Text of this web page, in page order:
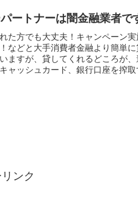
ートナーは闇金融業者で
た方でも大丈夫！キャンペーン実
などと大手消費者金融より簡単
ますが、貸してくれるどころが
ャッシュカード、銀行口座を搾
ンク